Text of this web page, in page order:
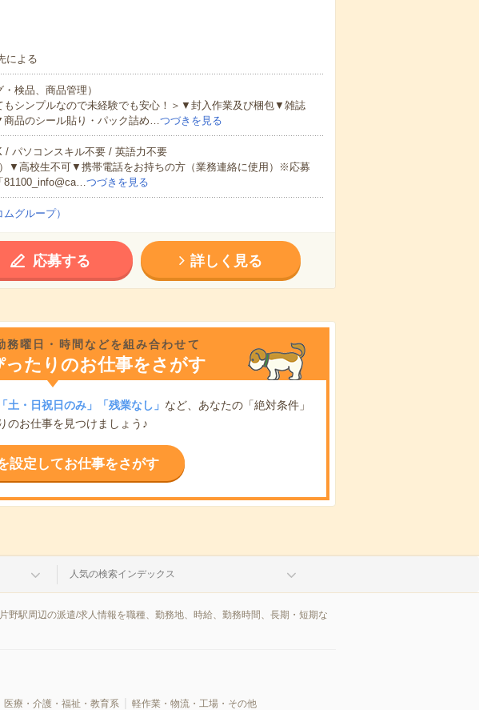
による
検品、商品管理）
もシンプルなので未経験でも安心！＞▼封入作業及び梱包▼雑誌
品のシール貼り・パック詰め…つづきを見る
/ パソコンスキル不要 / 英語力不要
▼高校生不可▼携帯電話をお持ちの方（業務連絡に使用）※応募
81100_info@ca…つづきを見る
グループ）
応募する 詳しく見る
務曜日・時間などを組み合わせて
ったりのお仕事をさがす
「土・日祝日のみ」「残業なし」 など、あなたの「絶対条件」
のお仕事を見つけましょう♪
設定してお仕事をさがす
人気の検索インデックス
駅周辺の派遣/求人情報を職種、勤務地、時給、勤務時間、長期・短期な
医療・介護・福祉・教育系 軽作業・物流・工場・その他